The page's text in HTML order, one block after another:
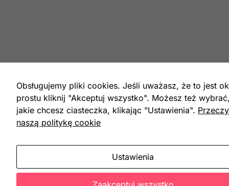
Obsługujemy pliki cookies. Jeśli uważasz, że to jest
prostu kliknij "Akceptuj wszystko". Możesz też
jakie chcesz ciasteczka, klikając "Ustawienia".
naszą politykę cookie
Ustawienia